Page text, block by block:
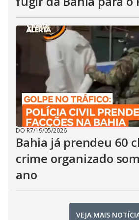
DO R7/19/05/2026
Bahia já prendeu 60
crime organizado
ano
VEJA MAIS